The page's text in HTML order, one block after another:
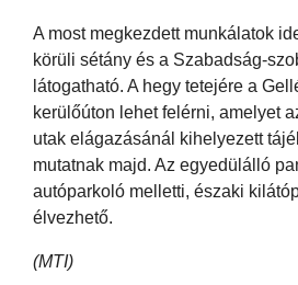
A most megkezdett munkálatok
körüli sétány és a Szabadság-
látogatható. A hegy tetejére a
kerülőúton lehet felérni, amelyet
utak elágazásánál kihelyezett
mutatnak majd. Az egyedülálló
autóparkoló melletti, északi
élvezhető.
(MTI)